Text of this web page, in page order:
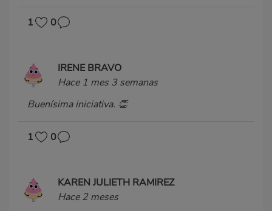
1 0
IRENE BRAVO
Hace 1 mes 3 semanas
Buenísima iniciativa. 👏
1 0
KAREN JULIETH RAMIREZ
Hace 2 meses